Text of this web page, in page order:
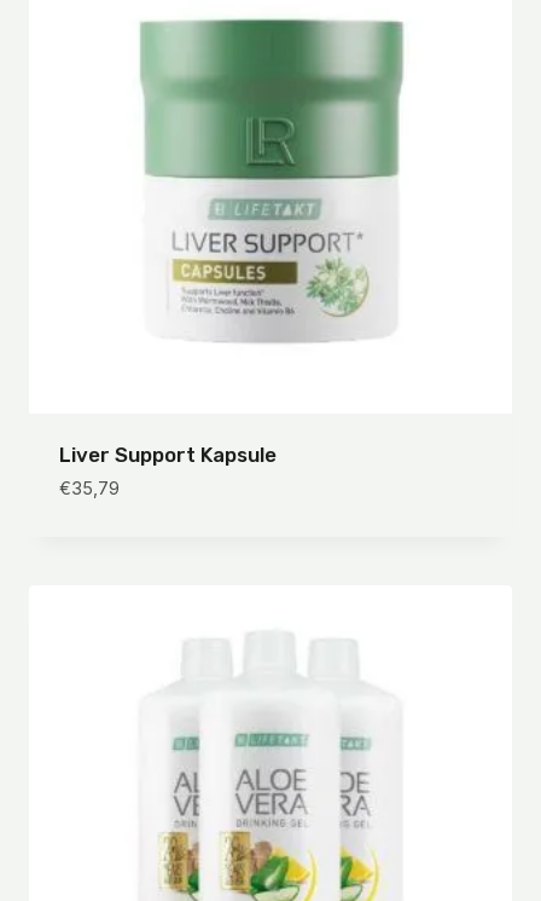
Liver Support Kapsule
€35,79